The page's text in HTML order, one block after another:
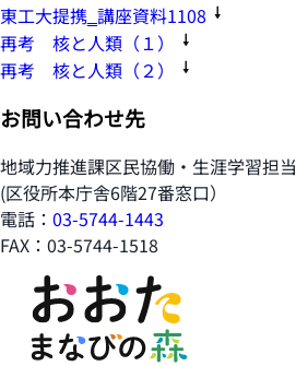
東工大提携‗講座資料1108
再考 核と人類（１）
再考 核と人類（２）
お問い合わせ先
地域力推進課区民協働・生涯学習担当
(区役所本庁舎6階27番窓口）
電話： 03-5744-1443
FAX：03-5744-1518